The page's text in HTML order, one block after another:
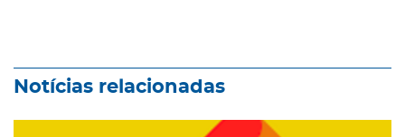
Notícias relacionadas